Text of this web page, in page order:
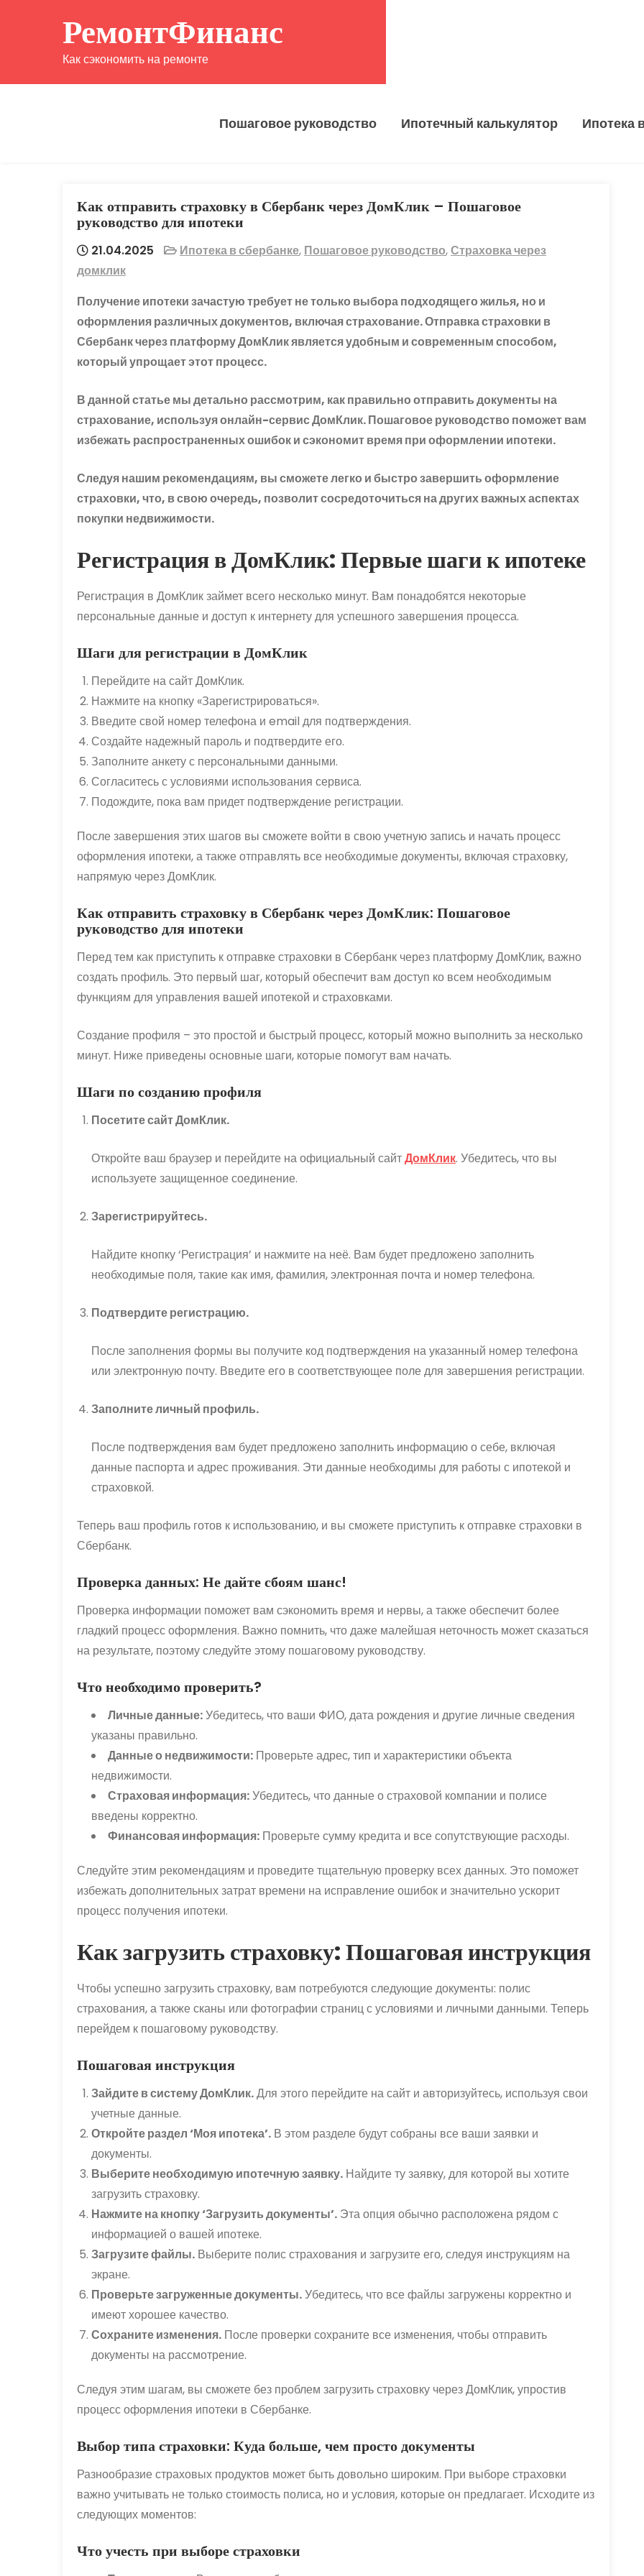
РемонтФинанс
Как сэкономить на ремонте
Пошаговое руководство Ипотечный калькулятор Ипотека
Как отправить страховку в Сбербанк через ДомКлик – Пошаговое
руководство для ипотеки
21.04.2025 Ипотека в сбербанке, Пошаговое руководство,Страховка через
домклик
Получение ипотеки зачастую требует не только выбора подходящего жилья, но и
оформления различных документов, включая страхование. Отправка страховки в
Сбербанк через платформу ДомКлик является удобным и современным способом,
который упрощает этот процесс.
В данной статье мы детально рассмотрим, как правильно отправить документы на
страхование, используя онлайн-сервис ДомКлик. Пошаговое руководство поможет вам
избежать распространенных ошибок и сэкономит время при оформлении ипотеки.
Следуя нашим рекомендациям, вы сможете легко и быстро завершить оформление
страховки, что, в свою очередь, позволит сосредоточиться на других важных аспектах
покупки недвижимости.
Регистрация в ДомКлик: Первые шаги к ипотеке
Регистрация в ДомКлик займет всего несколько минут. Вам понадобятся некоторые
персональные данные и доступ к интернету для успешного завершения процесса.
Шаги для регистрации в ДомКлик
Перейдите на сайт ДомКлик.
Нажмите на кнопку «Зарегистрироваться».
Введите свой номер телефона и email для подтверждения.
Создайте надежный пароль и подтвердите его.
Заполните анкету с персональными данными.
Согласитесь с условиями использования сервиса.
Подождите, пока вам придет подтверждение регистрации.
После завершения этих шагов вы сможете войти в свою учетную запись и начать процесс
оформления ипотеки, а также отправлять все необходимые документы, включая страховку,
напрямую через ДомКлик.
Как отправить страховку в Сбербанк через ДомКлик: Пошаговое
руководство для ипотеки
Перед тем как приступить к отправке страховки в Сбербанк через платформу ДомКлик, важно
создать профиль. Это первый шаг, который обеспечит вам доступ ко всем необходимым
функциям для управления вашей ипотекой и страховками.
Создание профиля – это простой и быстрый процесс, который можно выполнить за несколько
минут. Ниже приведены основные шаги, которые помогут вам начать.
Шаги по созданию профиля
Посетите сайт ДомКлик.
Откройте ваш браузер и перейдите на официальный сайтДомКлик. Убедитесь, что вы
используете защищенное соединение.
Зарегистрируйтесь.
Найдите кнопку ‘Регистрация’ и нажмите на неё. Вам будет предложено заполнить
необходимые поля, такие как имя, фамилия, электронная почта и номер телефона.
Подтвердите регистрацию.
После заполнения формы вы получите код подтверждения на указанный номер телефона
или электронную почту. Введите его в соответствующее поле для завершения регистрации.
Заполните личный профиль.
После подтверждения вам будет предложено заполнить информацию о себе, включая
данные паспорта и адрес проживания. Эти данные необходимы для работы с ипотекой и
страховкой.
Теперь ваш профиль готов к использованию, и вы сможете приступить к отправке страховки в
Сбербанк.
Проверка данных: Не дайте сбоям шанс!
Проверка информации поможет вам сэкономить время и нервы, а также обеспечит более
гладкий процесс оформления. Важно помнить, что даже малейшая неточность может сказаться
на результате, поэтому следуйте этому пошаговому руководству.
Что необходимо проверить?
Личные данные:Убедитесь, что ваши ФИО, дата рождения и другие личные сведения
указаны правильно.
Данные о недвижимости: Проверьте адрес, тип и характеристики объекта
недвижимости.
Страховая информация:Убедитесь, что данные о страховой компании и полисе
введены корректно.
Финансовая информация: Проверьте сумму кредита и все сопутствующие расходы.
Следуйте этим рекомендациям и проведите тщательную проверку всех данных. Это поможет
избежать дополнительных затрат времени на исправление ошибок и значительно ускорит
процесс получения ипотеки.
Как загрузить страховку: Пошаговая инструкция
Чтобы успешно загрузить страховку, вам потребуются следующие документы: полис
страхования, а также сканы или фотографии страниц с условиями и личными данными. Теперь
перейдем к пошаговому руководству.
Пошаговая инструкция
Зайдите в систему ДомКлик.Для этого перейдите на сайт и авторизуйтесь, используя свои
учетные данные.
Откройте раздел ‘Моя ипотека’. В этом разделе будут собраны все ваши заявки и
документы.
Выберите необходимую ипотечную заявку. Найдите ту заявку, для которой вы хотите
загрузить страховку.
Нажмите на кнопку ‘Загрузить документы’. Эта опция обычно расположена рядом с
информацией о вашей ипотеке.
Загрузите файлы. Выберите полис страхования и загрузите его, следуя инструкциям на
экране.
Проверьте загруженные документы.Убедитесь, что все файлы загружены корректно и
имеют хорошее качество.
Сохраните изменения. После проверки сохраните все изменения, чтобы отправить
документы на рассмотрение.
Следуя этим шагам, вы сможете без проблем загрузить страховку через ДомКлик, упростив
процесс оформления ипотеки в Сбербанке.
Выбор типа страховки: Куда больше, чем просто документы
Разнообразие страховых продуктов может быть довольно широким. При выборе страховки
важно учитывать не только стоимость полиса, но и условия, которые он предлагает. Исходите из
следующих моментов:
Что учесть при выборе страховки